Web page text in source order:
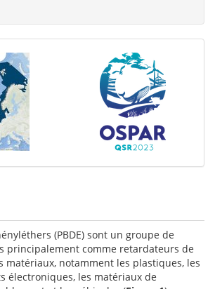
(PBDE) sont un groupe de
principalement comme retardateurs de
matériaux, notamment les plastiques, les
électroniques, les matériaux de